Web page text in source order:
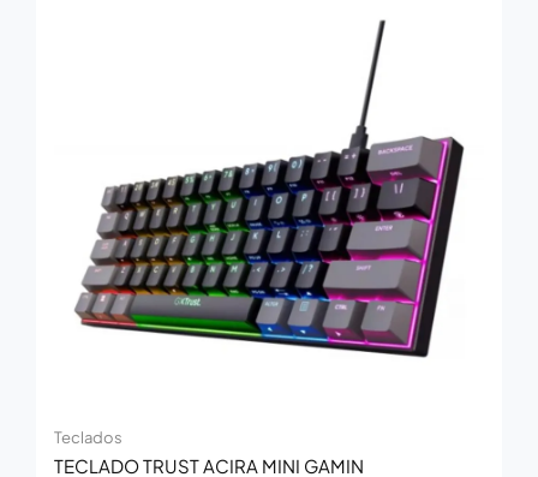
Teclados
TECLADO TRUST ACIRA MINI GAMIN